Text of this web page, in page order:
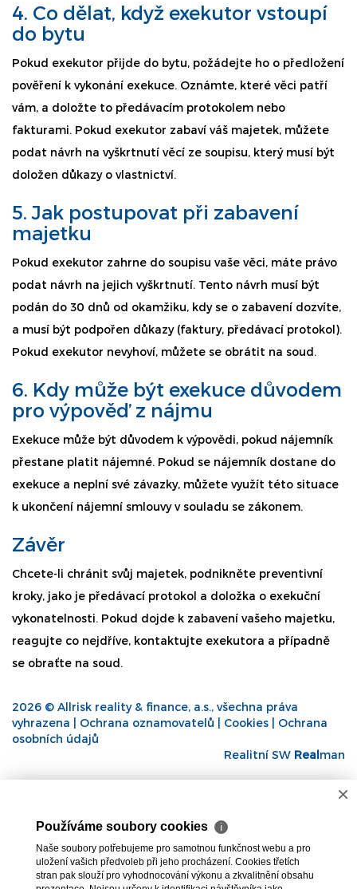
4. Co dělat, když exekutor vstoupí
do bytu
Pokud exekutor přijde do bytu, požádejte ho o předložení
pověření k vykonání exekuce. Oznámte, které věci patří
vám, a doložte to předávacím protokolem nebo
fakturami. Pokud exekutor zabaví váš majetek, můžete
podat návrh na vyškrtnutí věcí ze soupisu, který musí být
doložen důkazy o vlastnictví.
5. Jak postupovat při zabavení
majetku
Pokud exekutor zahrne do soupisu vaše věci, máte právo
podat návrh na jejich vyškrtnutí. Tento návrh musí být
podán do 30 dnů od okamžiku, kdy se o zabavení dozvíte,
a musí být podpořen důkazy (faktury, předávací protokol).
Pokud exekutor nevyhoví, můžete se obrátit na soud.
6. Kdy může být exekuce důvodem
pro výpověď z nájmu
Exekuce může být důvodem k výpovědi, pokud nájemník
přestane platit nájemné. Pokud se nájemník dostane do
exekuce a neplní své závazky, můžete využít této situace
k ukončení nájemní smlouvy v souladu se zákonem.
Závěr
Chcete-li chránit svůj majetek, podnikněte preventivní
kroky, jako je předávací protokol a doložka o exekuční
vykonatelnosti. Pokud dojde k zabavení vašeho majetku,
reagujte co nejdříve, kontaktujte exekutora a případně
se obraťte na soud.
2026 © Allrisk reality & finance, a.s., všechna práva
vyhrazena | Ochrana oznamovatelů Cookies
Ochrana
osobních údajů
Realitní SW Realman
×
Používáme soubory cookies ℹ
Naše soubory potřebujeme pro samotnou funkčnost webu a pro
uložení vašich předvoleb při jeho procházení. Cookies třetích
stran pak slouží pro vyhodnocování výkonu a zkvalitnění obsahu